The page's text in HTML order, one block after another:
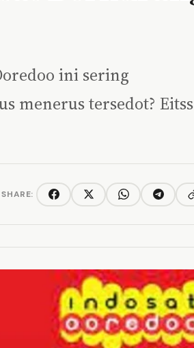
ini sering
menerus tersedot? Eitss
SHARE: FacebookTwitter/XWhatsAppTelegram